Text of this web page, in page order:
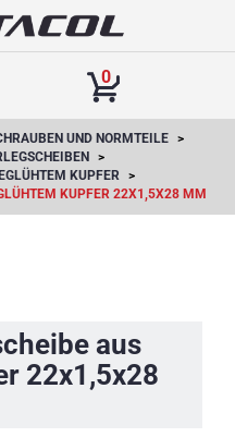
0
UND NORMTEILE
KUPFER
KUPFER 22X1,5X28 MM
aus
22x1,5x28